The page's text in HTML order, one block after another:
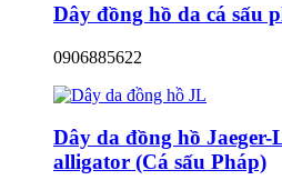
Dây đồng hồ da cá sấu
0906885622
Dây da đồng hồ Jaeger-
alligator (Cá sấu Pháp)